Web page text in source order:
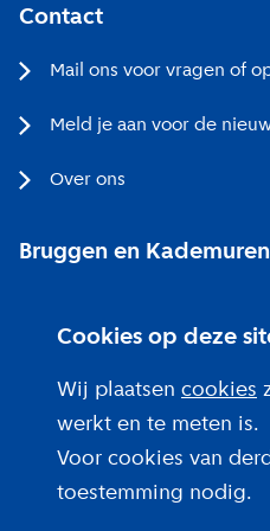
Cookies op deze
Wij plaatsen cookies
werkt en te meten is.
Voor cookies van
toestemming nodig.
Contact
Mail ons voor vragen of
Meld je aan voor de
Over ons
Bruggen en Kademuren